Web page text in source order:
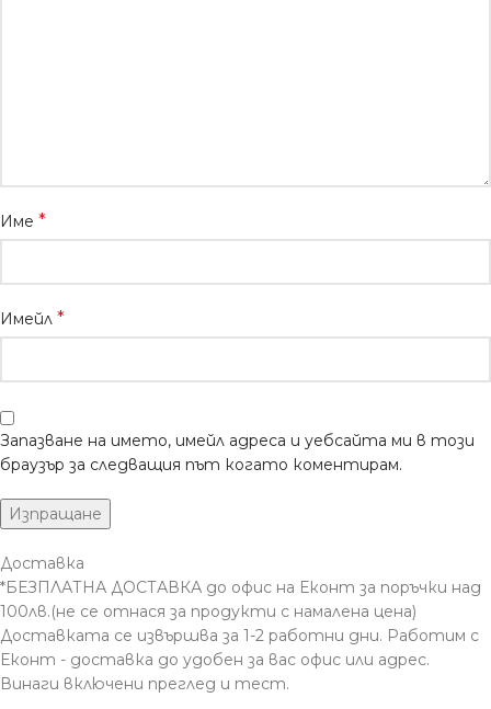
Име *
Имейл *
Запазване на името, имейл адреса и уебсайта ми в този
браузър за следващия път когато коментирам.
Доставка
*БЕЗПЛАТНА ДОСТАВКА до офис на Еконт за поръчки над
100лв.(не се отнася за продукти с намалена цена)
Доставката се извършва за 1-2 работни дни. Работим с
Еконт - доставка до удобен за вас офис или адрес.
Винаги включени преглед и тест.